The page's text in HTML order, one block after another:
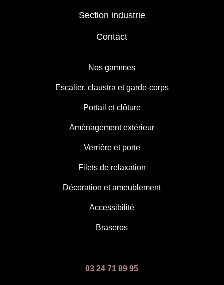
Section industrie
Contact
Nos gammes
Escalier, claustra et garde-corps
Portail et clôture
Aménagement extérieur
Verrière et porte
Filets de relaxation
Décoration et ameublement
Accessibilité
Braseros
03 24 71 89 95